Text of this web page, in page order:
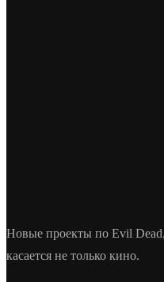
Новые проекты по Evil
касается не только кино.